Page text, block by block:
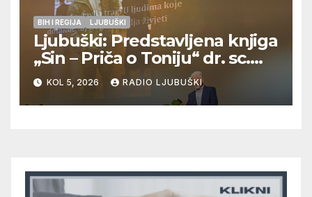
BIH I REGIJA LJUBUŠKI
Ljubuški: Predstavljena knjiga
„Sin – Priča o Toniju“ dr. sc.
Zdenka Hercega
KOL 5, 2026 RADIO LJUBUŠKI